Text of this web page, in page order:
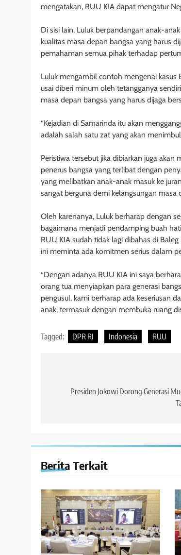
mengatakan, RUU KIA dapat mengatur
Di sisi lain, Luluk berpandangan anak-
kualitas masa depan bangsa yang harus
pemahaman semua pihak terhadap
Luluk mengambil contoh mengenai
usai diberi minum oleh tetangganya
masa depan bangsa yang harus dijaga
“Kejadian di Samarinda itu akan
adalah salah satu zat yang akan
Peristiwa tersebut jika dibiarkan juga akan
penerus bangsa yang terlibat dengan
yang melibatkan anak-anak masuk ke
sangat berguna demi kelangsungan masa
Oleh karenanya, Luluk berharap dengan
bagaimana menjadi pendamping buah
RUU KIA sudah tidak lagi dibahas di
ini meminta ada komitmen serius dalam
“Dengan adanya RUU KIA ini saya
orang tua menyiapkan para generasi
pengusul, kami berharap ada keseriusan
anak, termasuk dengan membuka ruang
Tagged: DPR RI Indonesia RUU
Presiden Jokowi Dorong Generasi
Berita Terkait